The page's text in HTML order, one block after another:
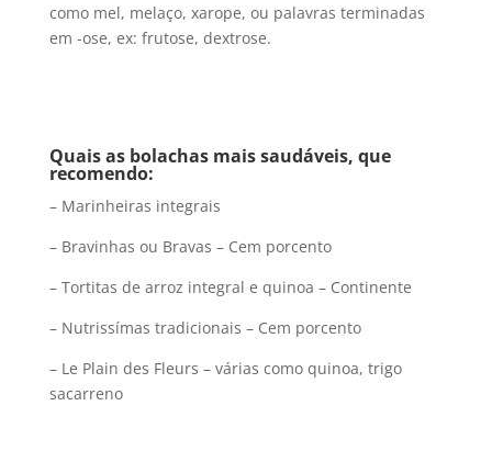
como mel, melaço, xarope, ou palavras terminadas
em -ose, ex: frutose, dextrose.
Quais as bolachas mais saudáveis, que
recomendo:
– Marinheiras integrais
– Bravinhas ou Bravas – Cem porcento
– Tortitas de arroz integral e quinoa – Continente
– Nutrissímas tradicionais – Cem porcento
– Le Plain des Fleurs – várias como quinoa, trigo
sacarreno